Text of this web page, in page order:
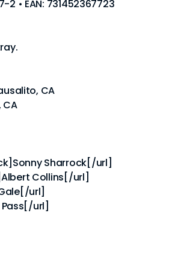
2 • EAN: 731452367723
CA
Sharrock[/url]
Collins[/url]
url]
url]